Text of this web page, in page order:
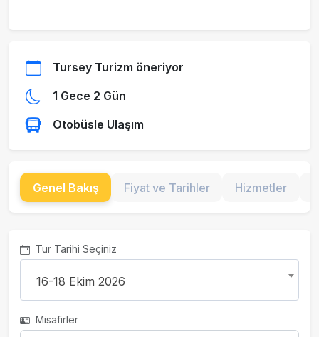
Tursey Turizm öneriyor
1 Gece 2 Gün
Otobüsle Ulaşım
Genel Bakış Fiyat ve Tarihler Hizmetler
Tur Tarihi Seçiniz
16-18 Ekim 2026
Misafirler